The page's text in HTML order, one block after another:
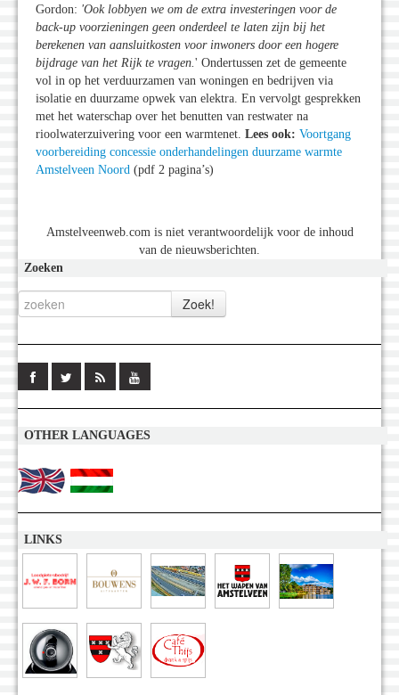
Gordon: 'Ook lobbyen we om de extra investeringen voor de
back-up voorzieningen geen onderdeel te laten zijn bij het
berekenen van aansluitkosten voor inwoners door een hogere
bijdrage van het Rijk te vragen.' Ondertussen zet de gemeente
vol in op het verduurzamen van woningen en bedrijven via
isolatie en duurzame opwek van elektra. En vervolgt gesprekken
met het waterschap over het benutten van restwater na
rioolwaterzuivering voor een warmtenet. Lees ook: Voortgang
voorbereiding concessie onderhandelingen duurzame warmte
Amstelveen Noord (pdf 2 pagina’s)
Amstelveenweb.com is niet verantwoordelijk voor de inhoud
van de nieuwsberichten.
Zoeken
OTHER LANGUAGES
LINKS